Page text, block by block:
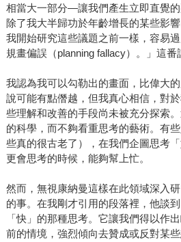
相當大一部分—讓我們產生立即直覺
除了我大半歸功於年齡增長的某些影
我開始研究這些議題之前一樣，容易
規畫偏誤（planning fallacy）。」這番
我認為我可以勾勒出的畫面，比偉大
說可能有點僭越，但我真心相信，對
些理解和改善的手段尚未被充分探索
的科學，而不夠看重思考的藝術。有
些真的很古老了），在我們企圖思考
更會思考的時候，能夠幫上忙。
然而，無視康納曼這樣在此領域深入
的事。在我剛才引用的段落裡，他談
「快」的那種思考。它讓我們得以作
前的情境，強烈傾向去贊成或反對某